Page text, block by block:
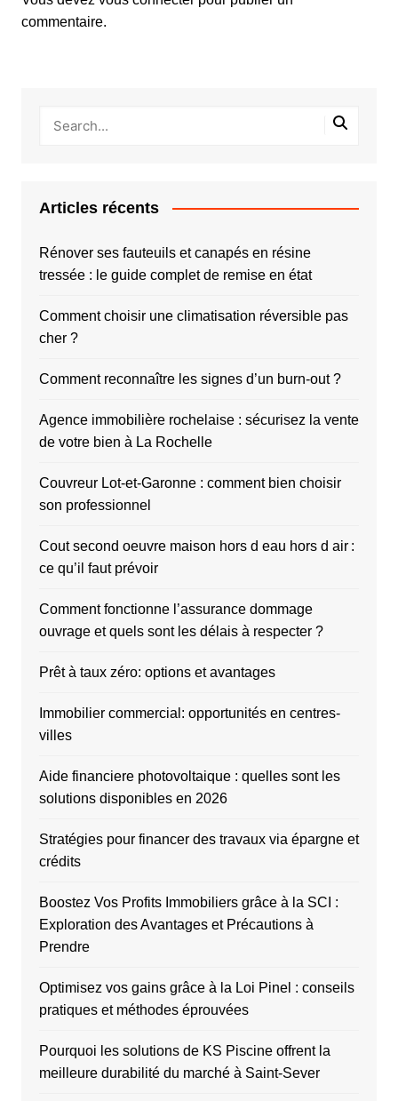
commentaire.
Articles récents
Rénover ses fauteuils et canapés en résine
tressée : le guide complet de remise en état
Comment choisir une climatisation réversible pas
cher ?
Comment reconnaître les signes d’un burn-out ?
Agence immobilière rochelaise : sécurisez la vente
de votre bien à La Rochelle
Couvreur Lot-et-Garonne : comment bien choisir
son professionnel
Cout second oeuvre maison hors d eau hors d air :
ce qu’il faut prévoir
Comment fonctionne l’assurance dommage
ouvrage et quels sont les délais à respecter ?
Prêt à taux zéro: options et avantages
Immobilier commercial: opportunités en centres-
villes
Aide financiere photovoltaique : quelles sont les
solutions disponibles en 2026
Stratégies pour financer des travaux via épargne et
crédits
Boostez Vos Profits Immobiliers grâce à la SCI :
Exploration des Avantages et Précautions à
Prendre
Optimisez vos gains grâce à la Loi Pinel : conseils
pratiques et méthodes éprouvées
Pourquoi les solutions de KS Piscine offrent la
meilleure durabilité du marché à Saint-Sever